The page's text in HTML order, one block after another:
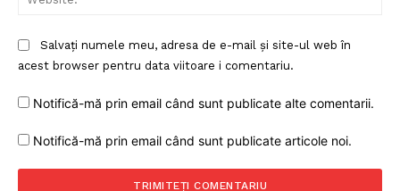
Salvați numele meu, adresa de e-mail și site-ul web în
acest browser pentru data viitoare i comentariu.
Notifică-mă prin email când sunt publicate alte comentarii.
Notifică-mă prin email când sunt publicate articole noi.